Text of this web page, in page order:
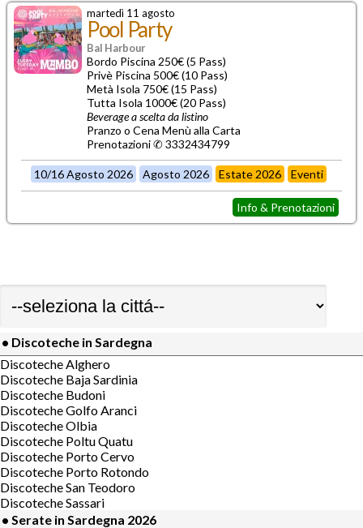
martedì 11 agosto
Pool Party
Bal Harbour
Bordo Piscina 250€ (5 Pass)
Privè Piscina 500€ (10 Pass)
Metà Isola 750€ (15 Pass)
Tutta Isola 1000€ (20 Pass)
Beverage a scelta da listino
Pranzo o Cena Menù alla Carta
Prenotazioni ✆ 3332434799
10/16 Agosto 2026 Agosto 2026 Estate 2026 Eventi
Info & Prenotazioni
• Discoteche in Sardegna
Discoteche Alghero
Discoteche Baja Sardinia
Discoteche Budoni
Discoteche Golfo Aranci
Discoteche Olbia
Discoteche Poltu Quatu
Discoteche Porto Cervo
Discoteche Porto Rotondo
Discoteche San Teodoro
Discoteche Sassari
• Serate in Sardegna 2026